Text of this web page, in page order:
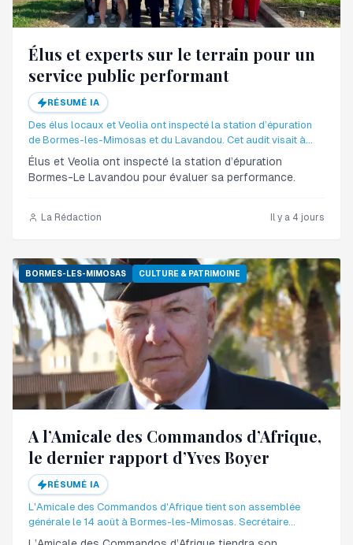
Élus et experts sur le terrain pour un
service public performant
RÉSUMÉ IA
Des élus locaux et Veolia ont inspecté la station d’épuration
de Bormes-les-Mimosas et du Lavandou. Cet audit visait à
évaluer la performance du traitement des eaux usées.
Élus et Veolia ont inspecté la station d’épuration
Bormes-Le Lavandou pour évaluer sa performance.
La Rédaction Il y a 4 jours
BORMES-LES-MIMOSAS CULTURE & PATRIMOINE
A l’Amicale des Commandos d’Afrique,
le dernier rapport d’Yves Boyer
RÉSUMÉ IA
L'Amicale des Commandos d'Afrique tient son assemblée
générale le 14 août à Bormes-les-Mimosas. Secrétaire
général depuis 2019, Yves Boyer y présentera son dernier